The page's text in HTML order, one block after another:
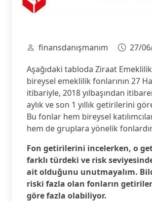
finansdanışmanım
27/
Aşağıdaki tabloda Ziraat
bireysel emeklilik fonlarının 27
itibariyle, 2018 yılbaşından
aylık ve son 1 yıllık getirilerini
Bu fonlar hem bireysel
hem de gruplara yönelik
Fon getirilerini incelerken, o
farklı türdeki ve risk
ait olduğunu unutmayalım.
riski fazla olan fonların
göre fazla olabiliyor.